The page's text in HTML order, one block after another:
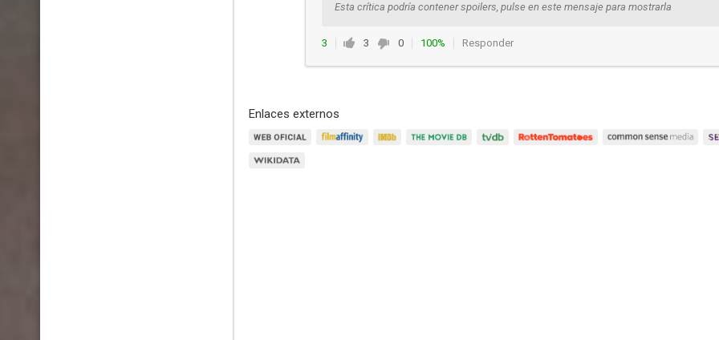
Esta crítica podría contener spoilers, pulse en este mensaje para mostrarla
3 3 0 100% Responder
Enlaces externos